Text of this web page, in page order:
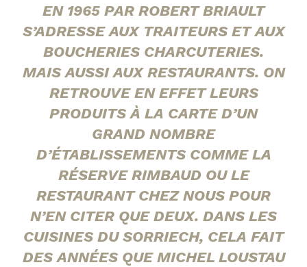
EN 1965 PAR ROBERT BRIAULT
S’ADRESSE AUX TRAITEURS ET AUX
BOUCHERIES CHARCUTERIES.
MAIS AUSSI AUX RESTAURANTS. ON
RETROUVE EN EFFET LEURS
PRODUITS À LA CARTE D’UN
GRAND NOMBRE
D’ÉTABLISSEMENTS COMME LA
RÉSERVE RIMBAUD OU LE
RESTAURANT CHEZ NOUS POUR
N’EN CITER QUE DEUX. DANS LES
CUISINES DU SORRIECH, CELA FAIT
DES ANNÉES QUE MICHEL LOUSTAU